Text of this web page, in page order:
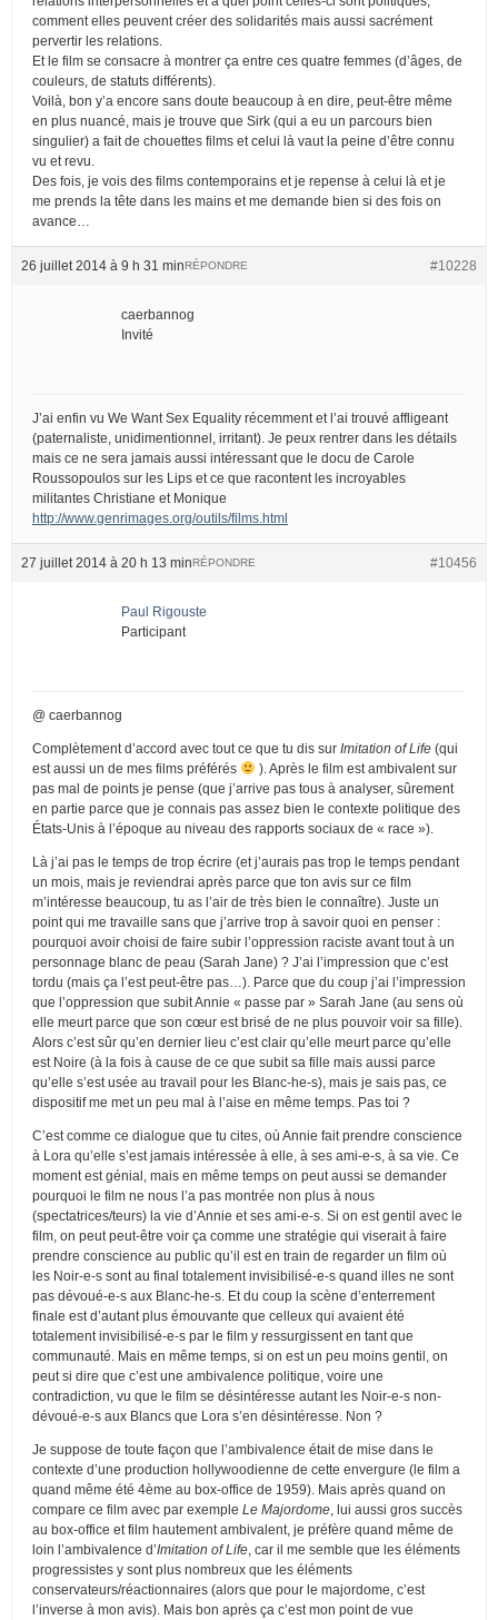
comment elles peuvent créer des solidarités mais aussi sacrément
pervertir les relations.
Et le film se consacre à montrer ça entre ces quatre femmes (d’âges, de
couleurs, de statuts différents).
Voilà, bon y’a encore sans doute beaucoup à en dire, peut-être même
en plus nuancé, mais je trouve que Sirk (qui a eu un parcours bien
singulier) a fait de chouettes films et celui là vaut la peine d’être connu
vu et revu.
Des fois, je vois des films contemporains et je repense à celui là et je
me prends la tête dans les mains et me demande bien si des fois on
avance…
26 juillet 2014 à 9 h 31 min #10228
RÉPONDRE
caerbannog
Invité
J’ai enfin vu We Want Sex Equality récemment et l’ai trouvé affligeant
(paternaliste, unidimentionnel, irritant). Je peux rentrer dans les détails
mais ce ne sera jamais aussi intéressant que le docu de Carole
Roussopoulos sur les Lips et ce que racontent les incroyables
militantes Christiane et Monique
http://www.genrimages.org/outils/films.html
27 juillet 2014 à 20 h 13 min #10456
RÉPONDRE
Paul Rigouste
Participant
@ caerbannog
Complètement d’accord avec tout ce que tu dis sur Imitation of Life (qui
est aussi un de mes films préférés
). Après le film est ambivalent sur
pas mal de points je pense (que j’arrive pas tous à analyser, sûrement
en partie parce que je connais pas assez bien le contexte politique des
États-Unis à l’époque au niveau des rapports sociaux de « race »).
Là j’ai pas le temps de trop écrire (et j’aurais pas trop le temps pendant
un mois, mais je reviendrai après parce que ton avis sur ce film
m’intéresse beaucoup, tu as l’air de très bien le connaître). Juste un
point qui me travaille sans que j’arrive trop à savoir quoi en penser :
pourquoi avoir choisi de faire subir l’oppression raciste avant tout à un
personnage blanc de peau (Sarah Jane) ? J’ai l’impression que c’est
tordu (mais ça l’est peut-être pas…). Parce que du coup j’ai l’impression
que l’oppression que subit Annie « passe par » Sarah Jane (au sens où
elle meurt parce que son cœur est brisé de ne plus pouvoir voir sa fille).
Alors c’est sûr qu’en dernier lieu c’est clair qu’elle meurt parce qu’elle
est Noire (à la fois à cause de ce que subit sa fille mais aussi parce
qu’elle s’est usée au travail pour les Blanc-he-s), mais je sais pas, ce
dispositif me met un peu mal à l’aise en même temps. Pas toi ?
C’est comme ce dialogue que tu cites, où Annie fait prendre conscience
à Lora qu’elle s’est jamais intéressée à elle, à ses ami-e-s, à sa vie. Ce
moment est génial, mais en même temps on peut aussi se demander
pourquoi le film ne nous l’a pas montrée non plus à nous
(spectatrices/teurs) la vie d’Annie et ses ami-e-s. Si on est gentil avec le
film, on peut peut-être voir ça comme une stratégie qui viserait à faire
prendre conscience au public qu’il est en train de regarder un film où
les Noir-e-s sont au final totalement invisibilisé-e-s quand illes ne sont
pas dévoué-e-s aux Blanc-he-s. Et du coup la scène d’enterrement
finale est d’autant plus émouvante que celleux qui avaient été
totalement invisibilisé-e-s par le film y ressurgissent en tant que
communauté. Mais en même temps, si on est un peu moins gentil, on
peut si dire que c’est une ambivalence politique, voire une
contradiction, vu que le film se désintéresse autant les Noir-e-s non-
dévoué-e-s aux Blancs que Lora s’en désintéresse. Non ?
Je suppose de toute façon que l’ambivalence était de mise dans le
contexte d’une production hollywoodienne de cette envergure (le film a
quand même été 4ème au box-office de 1959). Mais après quand on
compare ce film avec par exemple Le Majordome , lui aussi gros succès
au box-office et film hautement ambivalent, je préfère quand même de
loin l’ambivalence d’Imitation of Life , car il me semble que les éléments
progressistes y sont plus nombreux que les éléments
conservateurs/réactionnaires (alors que pour le majordome, c’est
l’inverse à mon avis). Mais bon après ça c’est mon point de vue